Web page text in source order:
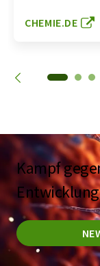
CHEMIE.DE
Kampf